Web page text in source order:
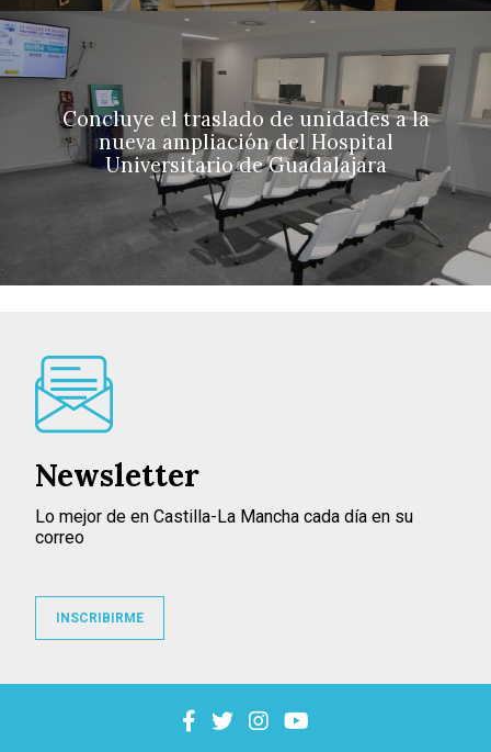
Concluye el traslado de unidades a la
nueva ampliación del Hospital
Universitario de Guadalajara
Newsletter
Lo mejor de en Castilla-La Mancha cada día en su
correo
INSCRIBIRME